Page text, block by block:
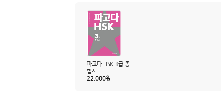
파고다 HSK 3급 종
합서
22,000원